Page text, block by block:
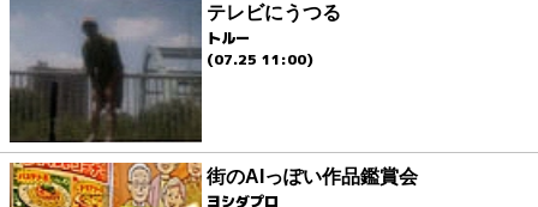
テレビにうつる
トルー
(07.25 11:00)
街のAIっぽい作品鑑賞会
ヨシダプロ